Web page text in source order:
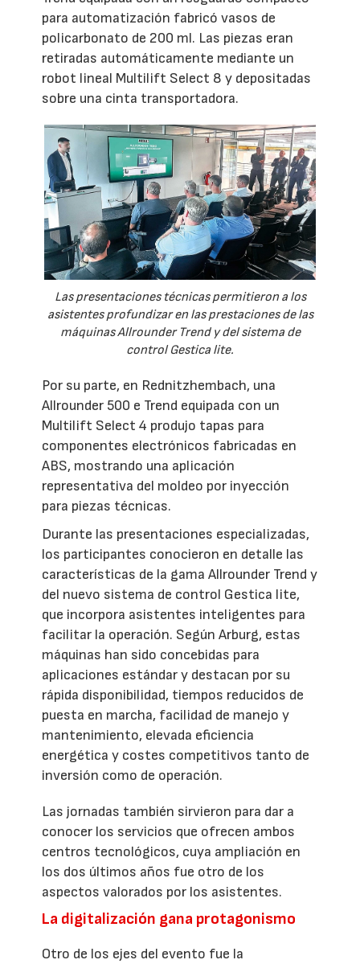
para automatización fabricó vasos de
policarbonato de 200 ml. Las piezas eran
retiradas automáticamente mediante un
robot lineal Multilift Select 8 y depositadas
sobre una cinta transportadora.
Las presentaciones técnicas permitieron a los
asistentes profundizar en las prestaciones de las
máquinas Allrounder Trend y del sistema de
control Gestica lite.
Por su parte, en Rednitzhembach, una
Allrounder 500 e Trend equipada con un
Multilift Select 4 produjo tapas para
componentes electrónicos fabricadas en
ABS, mostrando una aplicación
representativa del moldeo por inyección
para piezas técnicas.
Durante las presentaciones especializadas,
los participantes conocieron en detalle las
características de la gama Allrounder Trend y
del nuevo sistema de control Gestica lite,
que incorpora asistentes inteligentes para
facilitar la operación. Según Arburg, estas
máquinas han sido concebidas para
aplicaciones estándar y destacan por su
rápida disponibilidad, tiempos reducidos de
puesta en marcha, facilidad de manejo y
mantenimiento, elevada eficiencia
energética y costes competitivos tanto de
inversión como de operación.
Las jornadas también sirvieron para dar a
conocer los servicios que ofrecen ambos
centros tecnológicos, cuya ampliación en
los dos últimos años fue otro de los
aspectos valorados por los asistentes.
La digitalización gana protagonismo
Otro de los ejes del evento fue la